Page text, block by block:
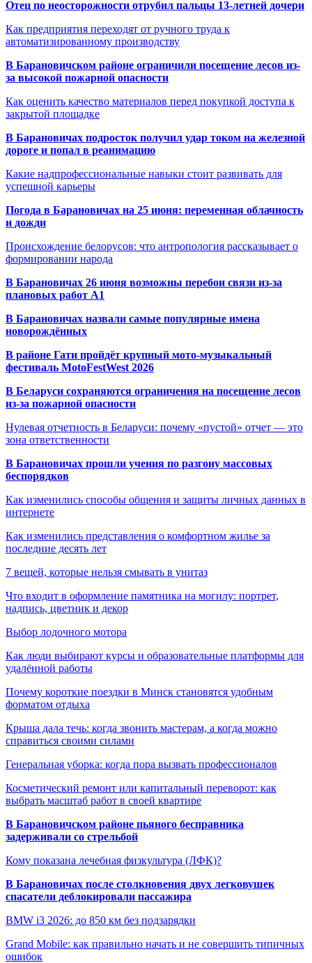
Отец по неосторожности отрубил пальцы 13-летней дочери
Как предприятия переходят от ручного труда к
автоматизированному производству
В Барановичском районе ограничили посещение лесов из-
за высокой пожарной опасности
Как оценить качество материалов перед покупкой доступа к
закрытой площадке
В Барановичах подросток получил удар током на железной
дороге и попал в реанимацию
Какие надпрофессиональные навыки стоит развивать для
успешной карьеры
Погода в Барановичах на 25 июня: переменная облачность
и дожди
Происхождение белорусов: что антропология рассказывает о
формировании народа
В Барановичах 26 июня возможны перебои связи из-за
плановых работ A1
В Барановичах назвали самые популярные имена
новорождённых
В районе Гати пройдёт крупный мото-музыкальный
фестиваль MotoFestWest 2026
В Беларуси сохраняются ограничения на посещение лесов
из-за пожарной опасности
Нулевая отчетность в Беларуси: почему «пустой» отчет — это
зона ответственности
В Барановичах прошли учения по разгону массовых
беспорядков
Как изменились способы общения и защиты личных данных в
интернете
Как изменились представления о комфортном жилье за
последние десять лет
7 вещей, которые нельзя смывать в унитаз
Что входит в оформление памятника на могилу: портрет,
надпись, цветник и декор
Выбор лодочного мотора
Как люди выбирают курсы и образовательные платформы для
удалённой работы
Почему короткие поездки в Минск становятся удобным
форматом отдыха
Крыша дала течь: когда звонить мастерам, а когда можно
справиться своими силами
Генеральная уборка: когда пора вызвать профессионалов
Косметический ремонт или капитальный переворот: как
выбрать масштаб работ в своей квартире
В Барановичском районе пьяного бесправника
задерживали со стрельбой
Кому показана лечебная физкультура (ЛФК)?
В Барановичах после столкновения двух легковушек
спасатели деблокировали пассажира
BMW i3 2026: до 850 км без подзарядки
Grand Mobile: как правильно начать и не совершить типичных
ошибок